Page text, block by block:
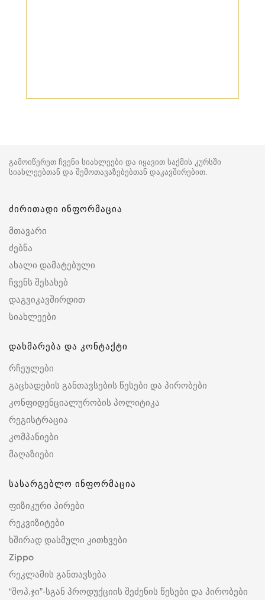
გამოიწერეთ ჩვენი სიახლეები და იყავით საქმის კურსში
სიახლეებთან და შემოთავაზებებთან დაკავშირებით.
ძირითადი ინფორმაცია
მთავარი
ძებნა
ახალი დამატებული
ჩვენს შესახებ
დაგვიკავშირდით
სიახლეები
დახმარება და კონტაქტი
რჩეულები
გაცხადების განთავსების წესები და პირობები
კონფიდენციალურობის პოლიტიკა
რეგისტრაცია
კომპანიები
მაღაზიები
სასარგებლო ინფორმაცია
ფიზიკური პირები
რეკვიზიტები
ხშირად დასმული კითხვები
Zippo
რეკლამის განთავსება
“შოპ.ჯი”-სგან პროდუქციის შეძენის წესები და პირობები